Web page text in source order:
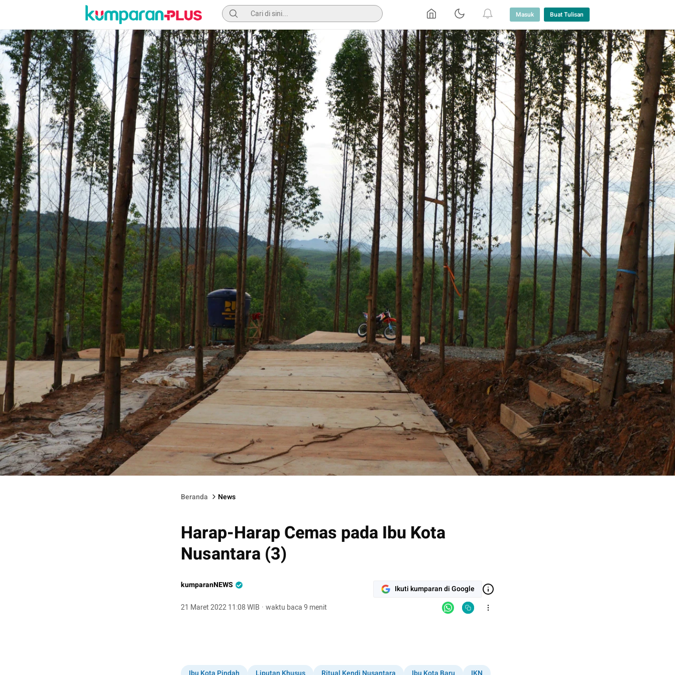
Pencarian Masuk Buat Tulisan
Beranda News
Harap-Harap Cemas pada Ibu Kota
Nusantara (3)
kumparanNEWS
Ikuti kumparan di Google
21 Maret 2022 11:08 WIB · waktu baca 9 menit